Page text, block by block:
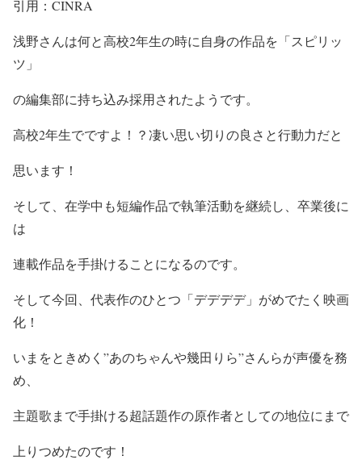
引用：CINRA
浅野さんは何と高校2年生の時に自身の作品を「スピリッ
ツ」
の編集部に持ち込み採用されたようです。
高校2年生でですよ！？凄い思い切りの良さと行動力だと
思います！
そして、在学中も短編作品で執筆活動を継続し、卒業後に
は
連載作品を手掛けることになるのです。
そして今回、代表作のひとつ 「デデデデ」 がめでたく映画
化！
いまをときめく ”あのちゃんや幾田りら”さんらが声優を務
め
主題歌まで手掛ける超話題作の原作者としての地位にまで
上りつめたのです！